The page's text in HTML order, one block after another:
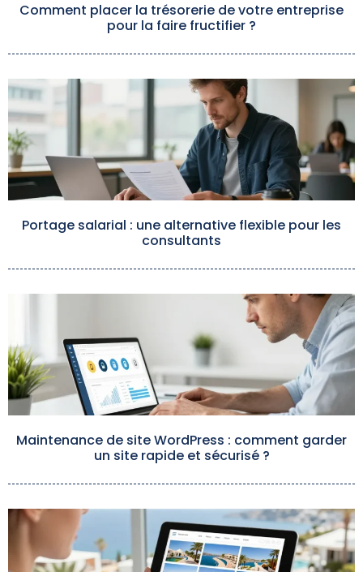
Comment placer la trésorerie de votre entreprise
pour la faire fructifier ?
Portage salarial : une alternative flexible pour les
consultants
Maintenance de site WordPress : comment garder
un site rapide et sécurisé ?